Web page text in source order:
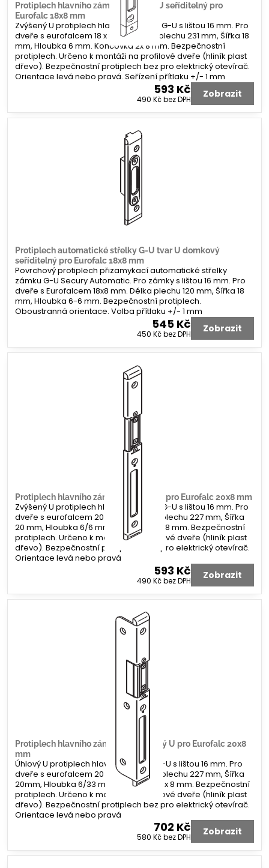
Protiplech hlavního zámku G-U tvar U seříditelný pro
Eurofalc 18x8 mm
Zvýšený U protiplech hlavního zámku G-U s lištou 16 mm. Pro
dveře s eurofalcem 18 x 8 mm. Délka plechu 231 mm, Šířka 18
mm, Hloubka 6 mm. Koncovka 2x 8 mm. Bezpečnostní
protiplech. Určeno k montáži na profilové dveře (hliník plast
dřevo). Bezpečnostní protiplech bez pro elektrický otevírač.
Orientace levá nebo pravá. Seřízení přítlaku +/- 1 mm
593 Kč
490 Kčbez DPH Zobrazit
Protiplech automatické střelky G-U tvar U domkový
seříditelný pro Eurofalc 18x8 mm
Povrchový protiplech přizamykací automatické střelky
zámku G-U Secury Automatic. Pro zámky s lištou 16 mm. Pro
dveře s Eurofalcem 18x8 mm. Délka plechu 120 mm, Šířka 18
mm, Hloubka 6-6 mm. Bezpečnostní protiplech.
Oboustranná orientace. Volba přítlaku +/- 1 mm
545 Kč
450 Kčbez DPH Zobrazit
Protiplech hlavního zámku G-U tvar U pro Eurofalc 20x8 mm
Zvýšený U protiplech hlavního zámku G-U s lištou 16 mm. Pro
dveře s eurofalcem 20 x 8 mm. Délka plechu 227 mm, Šířka
20 mm, Hloubka 6/6 mm. Koncovka 2x 8 mm. Bezpečnostní
protiplech. Určeno k montáži na profilové dveře (hliník plast
dřevo). Bezpečnostní protiplech bez pro elektrický otevírač.
Orientace levá nebo pravá
593 Kč
490 Kčbez DPH Zobrazit
Protiplech hlavního zámku G-U úhlový U pro Eurofalc 20x8
mm
Úhlový U protiplech hlavního zámku G-U s lištou 16 mm. Pro
dveře s eurofalcem 20 x 8 mm. Délka plechu 227 mm, Šířka
20mm, Hloubka 6/33 mm. Koncovka 2 x 8 mm. Bezpečnostní
protiplech. Určeno k montáži na profilové dveře (hliník plast
dřevo). Bezpečnostní protiplech bez pro elektrický otevírač.
Orientace levá nebo pravá
702 Kč
580 Kčbez DPH Zobrazit